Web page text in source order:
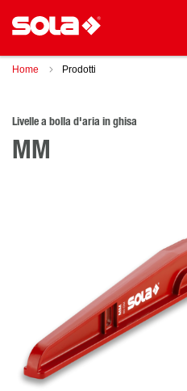
Home Prodotti
Livelle a bolla d'aria in ghisa
MM